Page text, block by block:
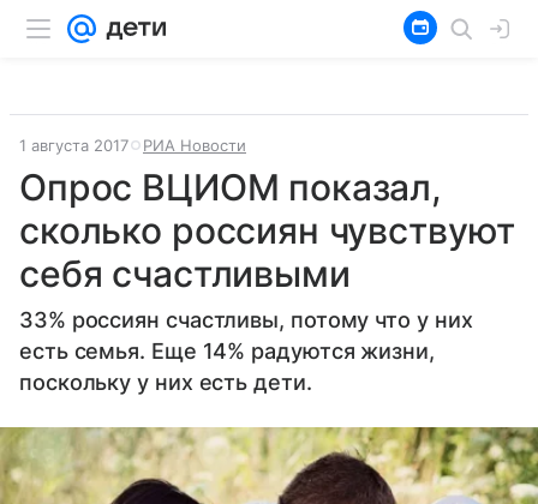
1 августа 2017 РИА Новости
Опрос ВЦИОМ показал,
сколько россиян чувствуют
себя счастливыми
33% россиян счастливы, потому что у них
есть семья. Еще 14% радуются жизни,
поскольку у них есть дети.